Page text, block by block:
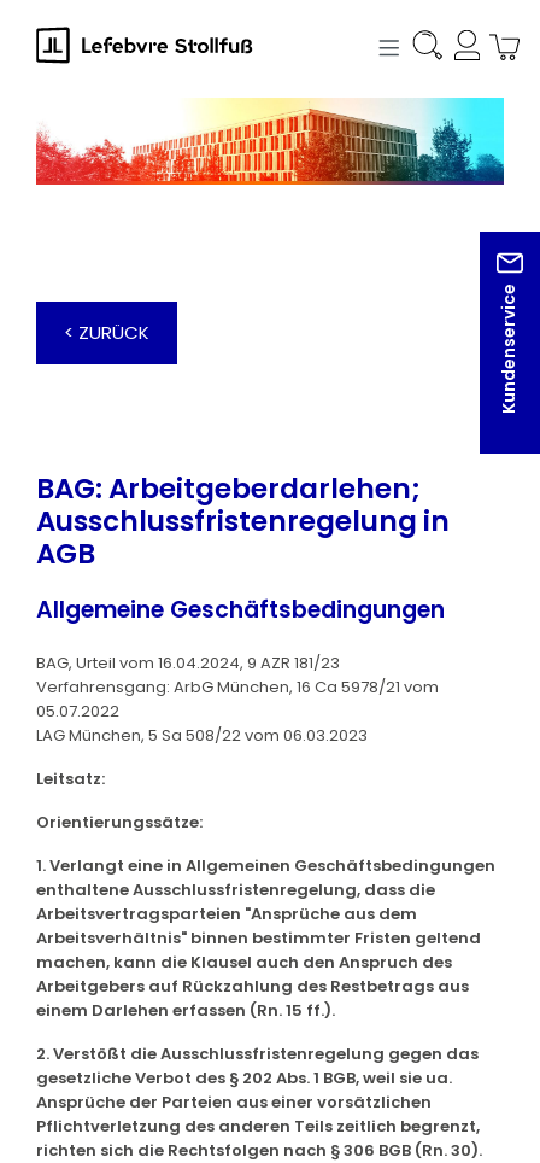
springen
Kundenservice
< ZURÜCK
BAG: Arbeitgeberdarlehen;
Ausschlussfristenregelung in
AGB
Allgemeine Geschäftsbedingungen
BAG, Urteil vom 16.04.2024, 9 AZR 181/23
Verfahrensgang: ArbG München, 16 Ca 5978/21 vom
05.07.2022
LAG München, 5 Sa 508/22 vom 06.03.2023
Leitsatz:
Orientierungssätze:
1. Verlangt eine in Allgemeinen Geschäftsbedingungen
enthaltene Ausschlussfristenregelung, dass die
Arbeitsvertragsparteien "Ansprüche aus dem
Arbeitsverhältnis" binnen bestimmter Fristen geltend
machen, kann die Klausel auch den Anspruch des
Arbeitgebers auf Rückzahlung des Restbetrags aus
einem Darlehen erfassen (Rn. 15 ff.).
2. Verstößt die Ausschlussfristenregelung gegen das
gesetzliche Verbot des § 202 Abs. 1 BGB, weil sie ua.
Ansprüche der Parteien aus einer vorsätzlichen
Pflichtverletzung des anderen Teils zeitlich begrenzt,
richten sich die Rechtsfolgen nach § 306 BGB (Rn. 30).